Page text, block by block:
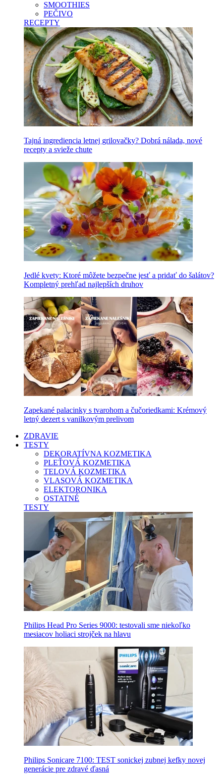
SMOOTHIES
PEČIVO
RECEPTY
Tajná ingrediencia letnej grilovačky? Dobrá nálada, nové
recepty a svieže chute
Jedlé kvety: Ktoré môžete bezpečne jesť a pridať do šalátov?
Kompletný prehľad najlepších druhov
Zapekané palacinky s tvarohom a čučoriedkami: Krémový
letný dezert s vanilkovým prelivom
ZDRAVIE
TESTY
DEKORATÍVNA KOZMETIKA
PLEŤOVÁ KOZMETIKA
TELOVÁ KOZMETIKA
VLASOVÁ KOZMETIKA
ELEKTORONIKA
OSTATNÉ
TESTY
Philips Head Pro Series 9000: testovali sme niekoľko
mesiacov holiaci strojček na hlavu
Philips Sonicare 7100: TEST sonickej zubnej kefky novej
generácie pre zdravé ďasná